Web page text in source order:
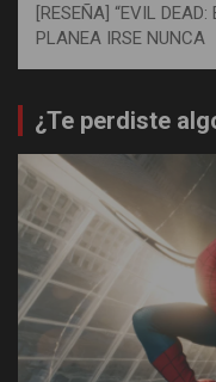
[RESEÑA] “EVIL
PLANEA IRSE NUNCA
¿Te perdiste